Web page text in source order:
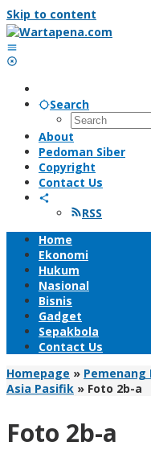
Skip to content
Search
About
Pedoman Siber
Copyright
Contact Us
RSS
Home
Ekonomi
Hukum
Nasional
Bisnis
Gadget
Sepakbola
Contact Us
Homepage » Pemenang
Asia Pasifik » Foto 2b-a
Foto 2b-a